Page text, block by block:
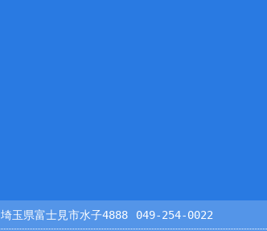
埼玉県富士見市水子4888 049-254-0022